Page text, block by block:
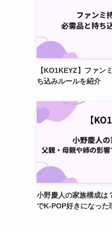
【KO1KEYZ】ファン
ち込みルールを紹介
小野慶人の家族構成は
でK-POP好きになった